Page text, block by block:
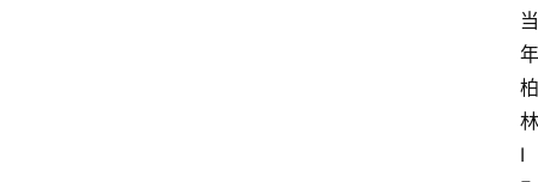
当
年
柏
林
I